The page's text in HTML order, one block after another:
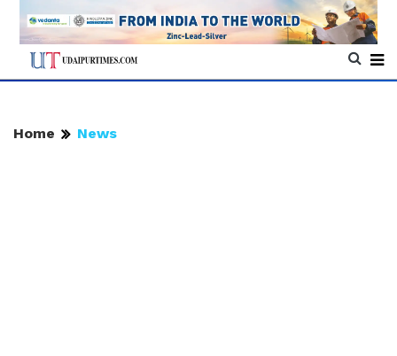
Home News